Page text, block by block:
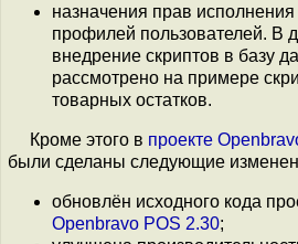
назначения прав исполнения
профилей пользователей. В
внедрение скриптов в базу
рассмотрено на примере
товарных остатков.
Кроме этого в проекте
были сделаны следующие
обновлён исходного кода
Openbravo POS 2.30;